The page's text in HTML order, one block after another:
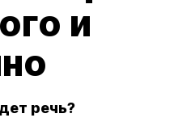
и
речь?